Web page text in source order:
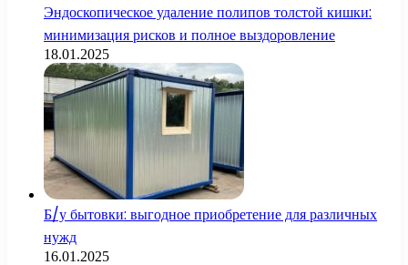
Эндоскопическое удаление полипов толстой кишки:
минимизация рисков и полное выздоровление
18.01.2025
Б/у бытовки: выгодное приобретение для различных
нужд
16.01.2025